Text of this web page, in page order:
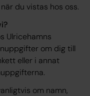
du vistas hos oss.
Ulricehamns
om dig till
eller i annat
om namn,